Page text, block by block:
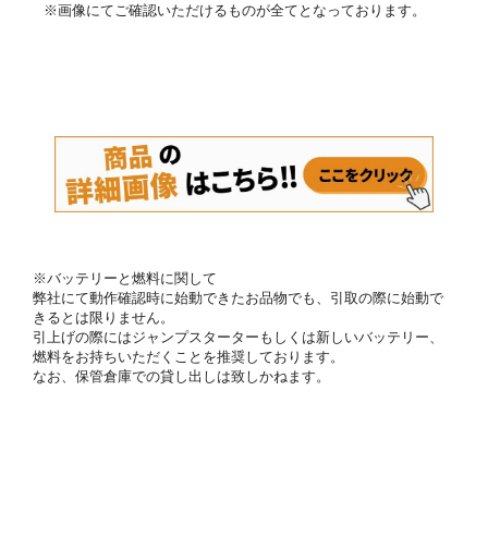
※画像にてご確認いただけるものが全てとなっております。
※バッテリーと燃料に関して
弊社にて動作確認時に始動できたお品物でも、引取の際に始動で
きるとは限りません。
引上げの際にはジャンプスターターもしくは新しいバッテリー、
燃料をお持ちいただくことを推奨しております。
なお、保管倉庫での貸し出しは致しかねます。